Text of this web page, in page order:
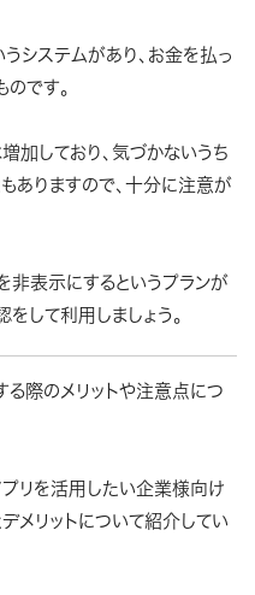
システムがあり、お金を払っ
です。
加しており、気づかないうち
ありますので、十分に注意が
表示にするというプランが
して利用しましょう。
る際のメリットや注意点につ
リを活用したい企業様向け
メリットについて紹介してい